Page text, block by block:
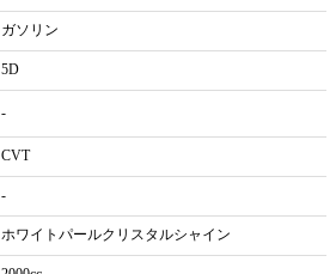
ガソリン
5D
-
CVT
-
ホワイトパールクリスタルシャイン